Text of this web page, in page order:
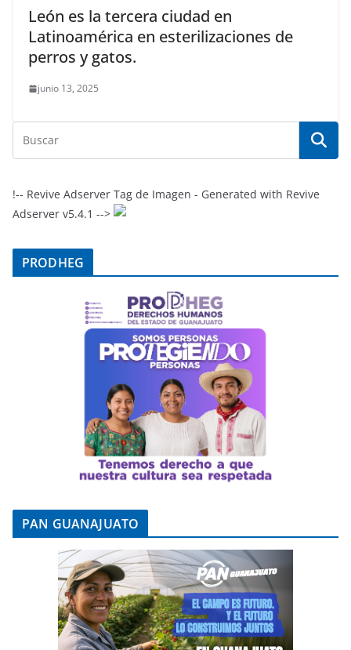
León es la tercera ciudad en
Latinoamérica en esterilizaciones de
perros y gatos.
junio 13, 2025
!-- Revive Adserver Tag de Imagen - Generated with Revive
Adserver v5.4.1 -->
PRODHEG
PAN GUANAJUATO